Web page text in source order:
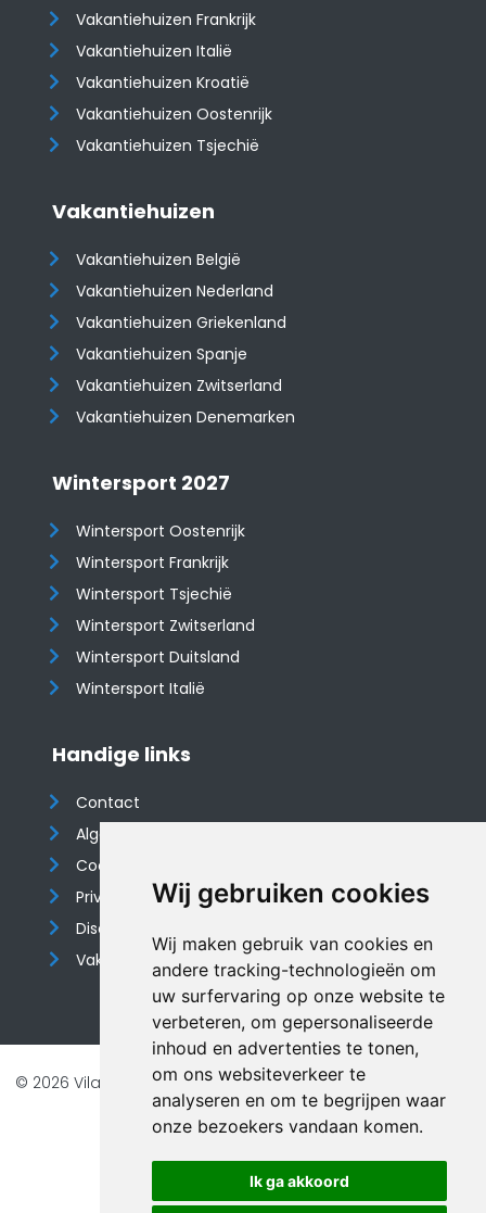
Wij gebruiken cookies
Wij maken gebruik van cookies en
andere tracking-technologieën om
uw surfervaring op onze website te
verbeteren, om gepersonaliseerde
inhoud en advertenties te tonen,
om ons websiteverkeer te
analyseren en om te begrijpen waar
onze bezoekers vandaan komen.
Ik ga akkoord
Vakantiehuizen Frankrijk
Vakantiehuizen Italië
Vakantiehuizen Kroatië
​​​​​​​Vakantiehuizen Oostenrijk
Vakantiehuizen Tsjechië
Vakantiehuizen
Vakantiehuizen België
Vakantiehuizen Nederland
Vakantiehuizen Griekenland
Vakantiehuizen Spanje
​​​​​​​Vakantiehuizen Zwitserland
Vakantiehuizen Denemarken
Wintersport 2027
Wintersport Oostenrijk
Wintersport Frankrijk
Wintersport Tsjechië
Wintersport Zwitserland
Wintersport Duitsland
Wintersport Italië
Handige links
Contact
Algemene voorwaarden
Cookieverklaring
Privacyverklaring
Disclaimer
Vakantiehuis website
© 2026 Vilando Vakantiehuizen |Website door FalcoTravel
Veilig online betalen met